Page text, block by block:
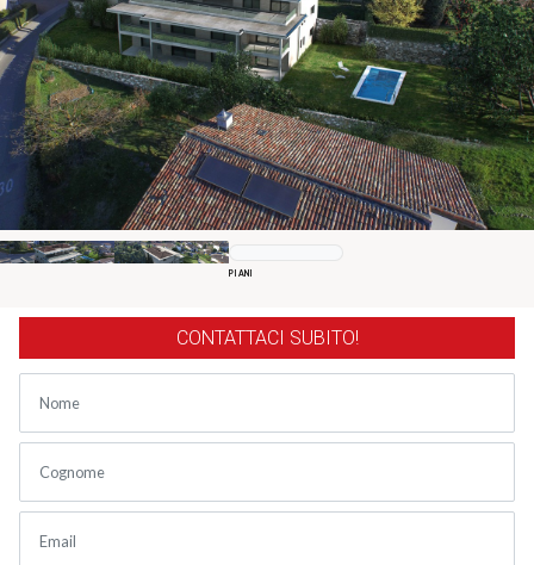
PIANI
CONTATTACI SUBITO!